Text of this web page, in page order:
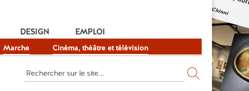
Marche Cinéma, théâtre et télévision
DESIGN EMPLOI